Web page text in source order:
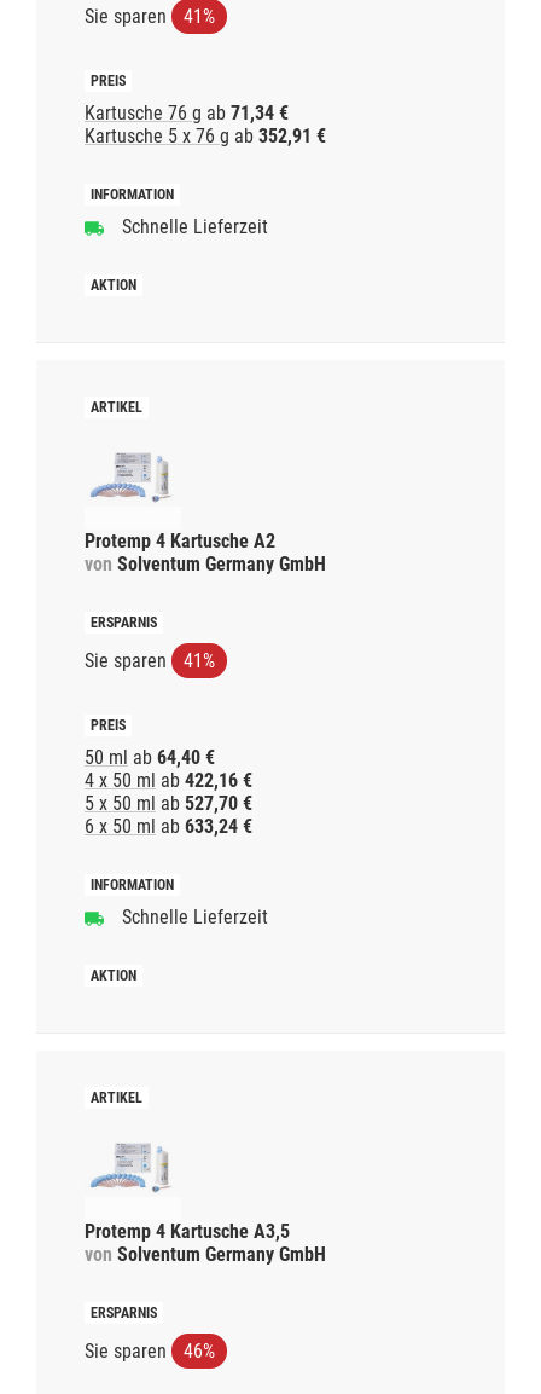
Sie sparen 41%
Kartusche 76 g ab 71,34 €
Kartusche 5 x 76 g ab 352,91 €
Schnelle Lieferzeit
Protemp 4 Kartusche A2
von Solventum Germany GmbH
Sie sparen 41%
50 ml ab 64,40 €
4 x 50 ml ab 422,16 €
5 x 50 ml ab 527,70 €
6 x 50 ml ab 633,24 €
Schnelle Lieferzeit
Protemp 4 Kartusche A3,5
von Solventum Germany GmbH
Sie sparen 46%